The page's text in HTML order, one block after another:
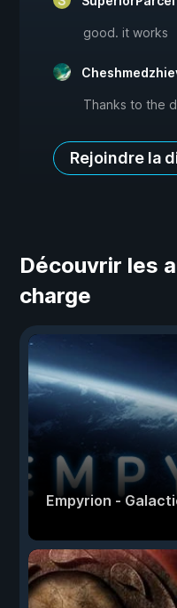
good. it works
Thanks to the
Rejoindre la
Découvrir les
charge
Empyrion -